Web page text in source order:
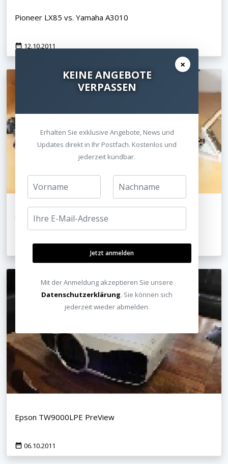
Pioneer LX85 vs. Yamaha A3010
12.10.2011
Optoma HD83 3D DLP
07.10.2011
Epson TW9000LPE PreView
06.10.2011
×
KEINE ANGEBOTE
VERPASSEN
Erhalten Sie exklusive Angebote, News und
Updates direkt in Ihr Postfach. Kostenlos und
jederzeit kündbar.
Jetzt anmelden
Mit der Anmeldung akzeptieren Sie unsere
Datenschutzerklärung. Sie können sich
jederzeit wieder abmelden.